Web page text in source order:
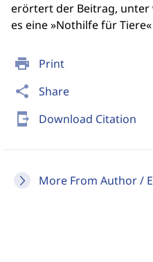
print Print
share Share
send_to_mobile Download Citation
More From Author /
erörtert der Beitrag, unter
es eine »Nothilfe für